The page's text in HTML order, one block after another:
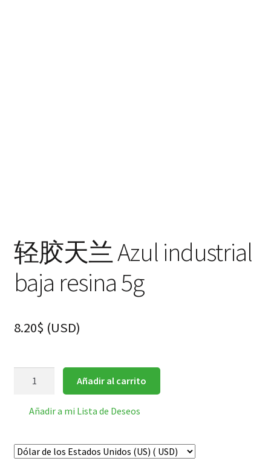
轻胶天兰 Azul industrial
baja resina 5g
8.20$ (USD)
industrial
Añadir al carrito
Añadir a mi Lista de Deseos